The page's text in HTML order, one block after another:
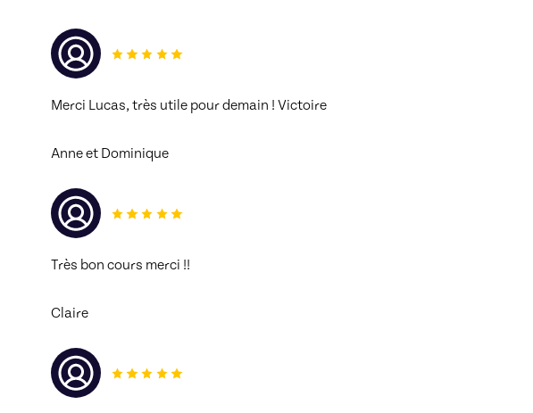
Merci Lucas, très utile pour demain ! Victoire
Anne et Dominique
Très bon cours merci !!
Claire